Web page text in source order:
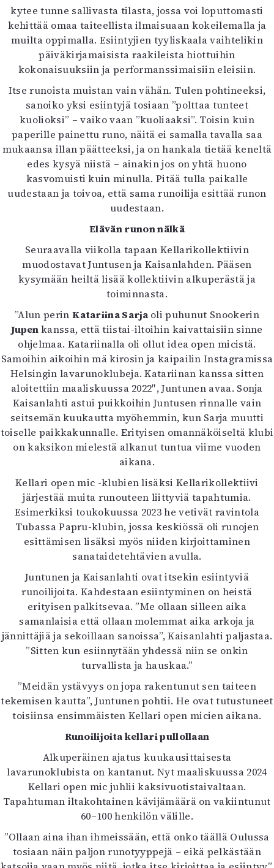
kytee tunne sallivasta tilasta, jossa voi loputtomasti
kehittää omaa taiteellista ilmaisuaan kokeilemalla ja
muilta oppimalla. Esiintyjien tyyliskaala vaihtelikin
päiväkirjamaisista raakileista hiottuihin
kokonaisuuksiin ja performanssimaisiin eleisiin.
Itse runoista muistan vain vähän. Tulen pohtineeksi,
sanoiko yksi esiintyjä tosiaan ”polttaa tunteet
kuolioksi” – vaiko vaan ”kuoliaaksi”. Toisin kuin
paperille painettu runo, näitä ei samalla tavalla saa
mukaansa illan päätteeksi, ja on hankala tietää keneltä
edes kysyä niistä – ainakin jos on yhtä huono
kasvomuisti kuin minulla. Pitää tulla paikalle
uudestaan ja toivoa, että sama runoilija esittää runon
uudestaan.
Elävän runon nälkä
Seuraavalla viikolla tapaan Kellarikollektiivin
muodostavat Juntusen ja Kaisanlahden. Pääsen
kysymään heiltä lisää kollektiivin alkuperästä ja
toiminnasta.
”Alun perin Katariina Sarja oli puhunut Snookerin
Jupenkanssa, että tiistai-iltoihin kaivattaisiin sinne
ohjelmaa. Katariinalla oli ollut idea open micistä.
Samoihin aikoihin mä kirosin ja kaipailin Instagramissa
Helsingin lavarunoklubeja. Katariinan kanssa sitten
aloitettiin maaliskuussa 2022″, Juntunen avaa. Sonja
Kaisanlahti astui puikkoihin Juntusen rinnalle vain
seitsemän kuukautta myöhemmin, kun Sarja muutti
toiselle paikkakunnalle. Erityisen omannäköiseltä klubi
on kaksikon mielestä alkanut tuntua viime vuoden
aikana.
Kellari open mic -klubien lisäksi Kellarikollektiivi
järjestää muita runouteen liittyviä tapahtumia.
Esimerkiksi toukokuussa 2023 he vetivät ravintola
Tubassa Papru-klubin, jossa keskiössä oli runojen
esittämisen lisäksi myös niiden kirjoittaminen
sanataidetehtävien avulla.
Juntunen ja Kaisanlahti ovat itsekin esiintyviä
runoilijoita. Kahdestaan esiintyminen on heistä
erityisen palkitsevaa. ”Me ollaan silleen aika
samanlaisia että ollaan molemmat aika arkoja ja
jännittäjiä ja sekoillaan sanoissa”, Kaisanlahti paljastaa.
”Sitten kun esiinnytään yhdessä niin se onkin
turvallista ja hauskaa.”
”Meidän ystävyys on jopa rakentunut sen taiteen
tekemisen kautta”, Juntunen pohtii. He ovat tutustuneet
toisiinsa ensimmäisten Kellari open micien aikana.
Runoilijoita kellari pullollaan
Alkuperäinen ajatus kuukausittaisesta
lavarunoklubista on kantanut. Nyt maaliskuussa 2024
Kellari open mic juhlii kaksivuotistaivaltaan.
Tapahtuman iltakohtainen kävijämäärä on vakiintunut
60–100 henkilön välille.
”Ollaan aina ihan ihmeissään, että onko täällä Oulussa
tosiaan näin paljon runotyyppejä – eikä pelkästään